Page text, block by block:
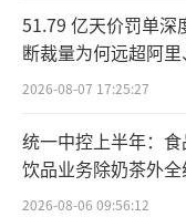
继续去化连续16
024年猪价景气
产负债率使得价
繁母猪产能仍会
51.79 亿天价罚单深
断裁量为何远超阿里
2026-08-07 17:25:27
统一中控上半年：食
饮品业务除奶茶外
2026-08-06 09:56:12